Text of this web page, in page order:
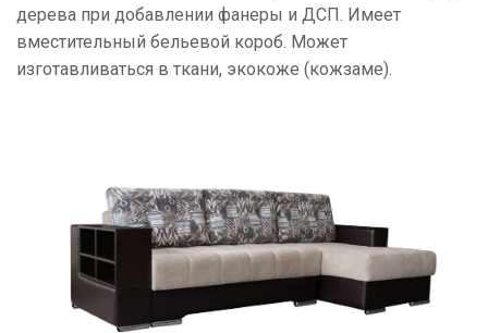
дерева при добавлении фанеры и ДСП. Имеет
вместительный бельевой короб. Может
изготавливаться в ткани, экокоже (кожзаме).